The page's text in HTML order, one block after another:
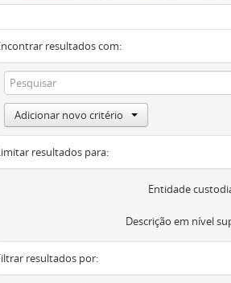
resultados com:
Adicionar novo critério
resultados para:
Entidade
Descrição em nível
resultados por: